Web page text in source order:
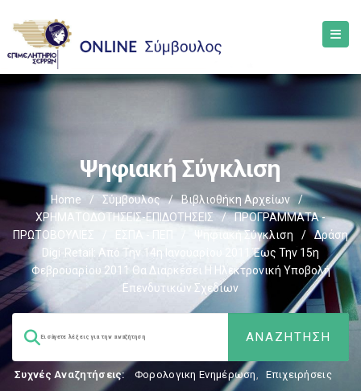
Ψηφιακή Σύγκλιση
Home / Σύμβουλος / Βιβλιοθήκη Αρχείων
/
ΧΡΗΜΑΤΟΔΟΤΗΣΕΙΣ-ΕΠΙΔΟΤΗΣΕΙΣ
/
ΠΡΟΓΡΑΜΜΑΤΑ -
ΠΡΩΤΟΒΟΥΛΙΕΣ
Ψηφιακή Σύγκλιση /
Δράση
Digi-Retail: Από Την 14η Ιανουαρίου 2011 Έως Την 15η
Φεβρουαρίου 2011 Θα Διαρκέσει Η Ηλεκτρονική Υποβολή
Επενδυτικών Σχεδίων
Συχνές Αναζητήσεις: Φορολογικη Ενημέρωση, Επιχειρήσεις